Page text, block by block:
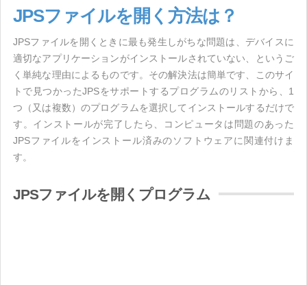
JPSファイルを開く方法は？
JPSファイルを開くときに最も発生しがちな問題は、デバイスに
適切なアプリケーションがインストールされていない、というご
く単純な理由によるものです。その解決法は簡単です、このサイ
トで見つかったJPSをサポートするプログラムのリストから、1
つ（又は複数）のプログラムを選択してインストールするだけで
す。インストールが完了したら、コンピュータは問題のあった
JPSファイルをインストール済みのソフトウェアに関連付けま
す。
JPSファイルを開くプログラム